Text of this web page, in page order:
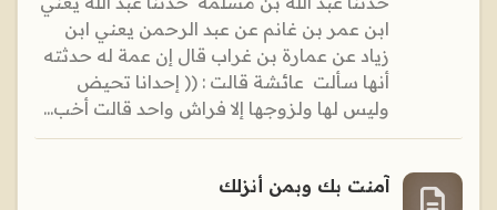
ابن عمر بن غانم ‏عن ‏عبد الرحمن يعني ابن
زياد ‏عن ‏عمارة بن غراب ‏قال إن ‏عمة ‏له ‏حدثته
أنها سألت ‏ ‏عائشة ‏‏قالت ‏: (( إحدانا تحيض
وليس لها ولزوجها إلا فراش واحد قالت أخب...
آمنت بك وبمن أنزلك